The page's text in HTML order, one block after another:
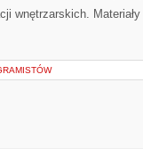
wnętrzarskich.